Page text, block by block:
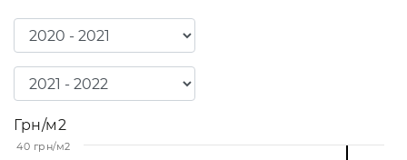
Грн/м2
40 грн/м2